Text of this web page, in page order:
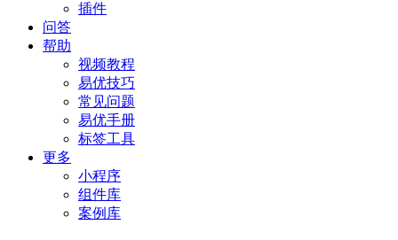
插件
问答
帮助
视频教程
易优技巧
常见问题
易优手册
标签工具
更多
小程序
组件库
案例库